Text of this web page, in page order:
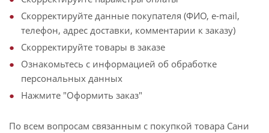
Скорректируйте данные покупателя (ФИО, e-mail,
телефон, адрес доставки, комментарии к заказу)
Скорректируйте товары в заказе
Ознакомьтесь с информацией об обработке
персональных данных
Нажмите "Оформить заказ"
По всем вопросам связанным с покупкой товара Сани